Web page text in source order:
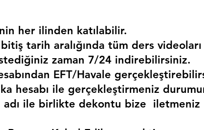
her ilinden katılabilir.
tarih aralığında tüm ders videoları
zaman 7/24 indirebilirsiniz.
EFT/Havale
hesabı ile gerçekleştirmeniz
adı ile birlikte dekontu bize  iletmeniz